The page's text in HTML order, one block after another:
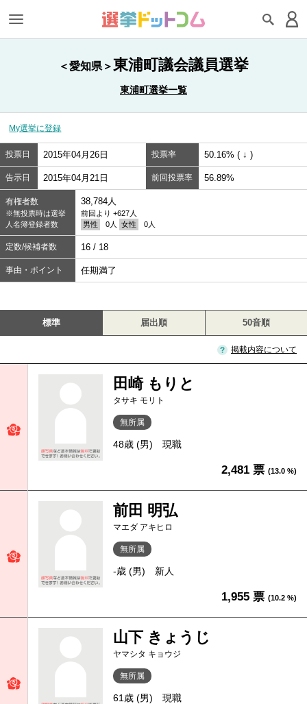
＜愛知県＞東浦町議会議員選挙
東浦町選挙一覧
My選挙に登録
投票日 2015年04月26日 投票率 50.16% ( ↓ )
告示日 2015年04月21日 前回投票率 56.89%
有権者数
※無投票時は選挙
人名簿登録者数
38,784人
前回より +627人
男性
0人 女性 0人
定数/候補者数 16 / 18
事由・ポイント 任期満了
標準 届出順 50音順
掲載内容について
田崎 もりと
タサキ モリト
無所属
48歳 (男) 現職
2,481 票 (13.0 %)
前田 明弘
マエダ アキヒロ
無所属
-歳 (男) 新人
1,955 票 (10.2 %)
山下 きょうじ
ヤマシタ キョウジ
無所属
61歳 (男) 現職